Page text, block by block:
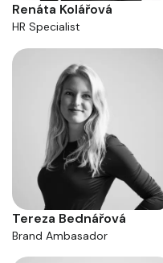
Renáta Kolářová
HR Specialist
Tereza Bednářová
Brand Ambasador